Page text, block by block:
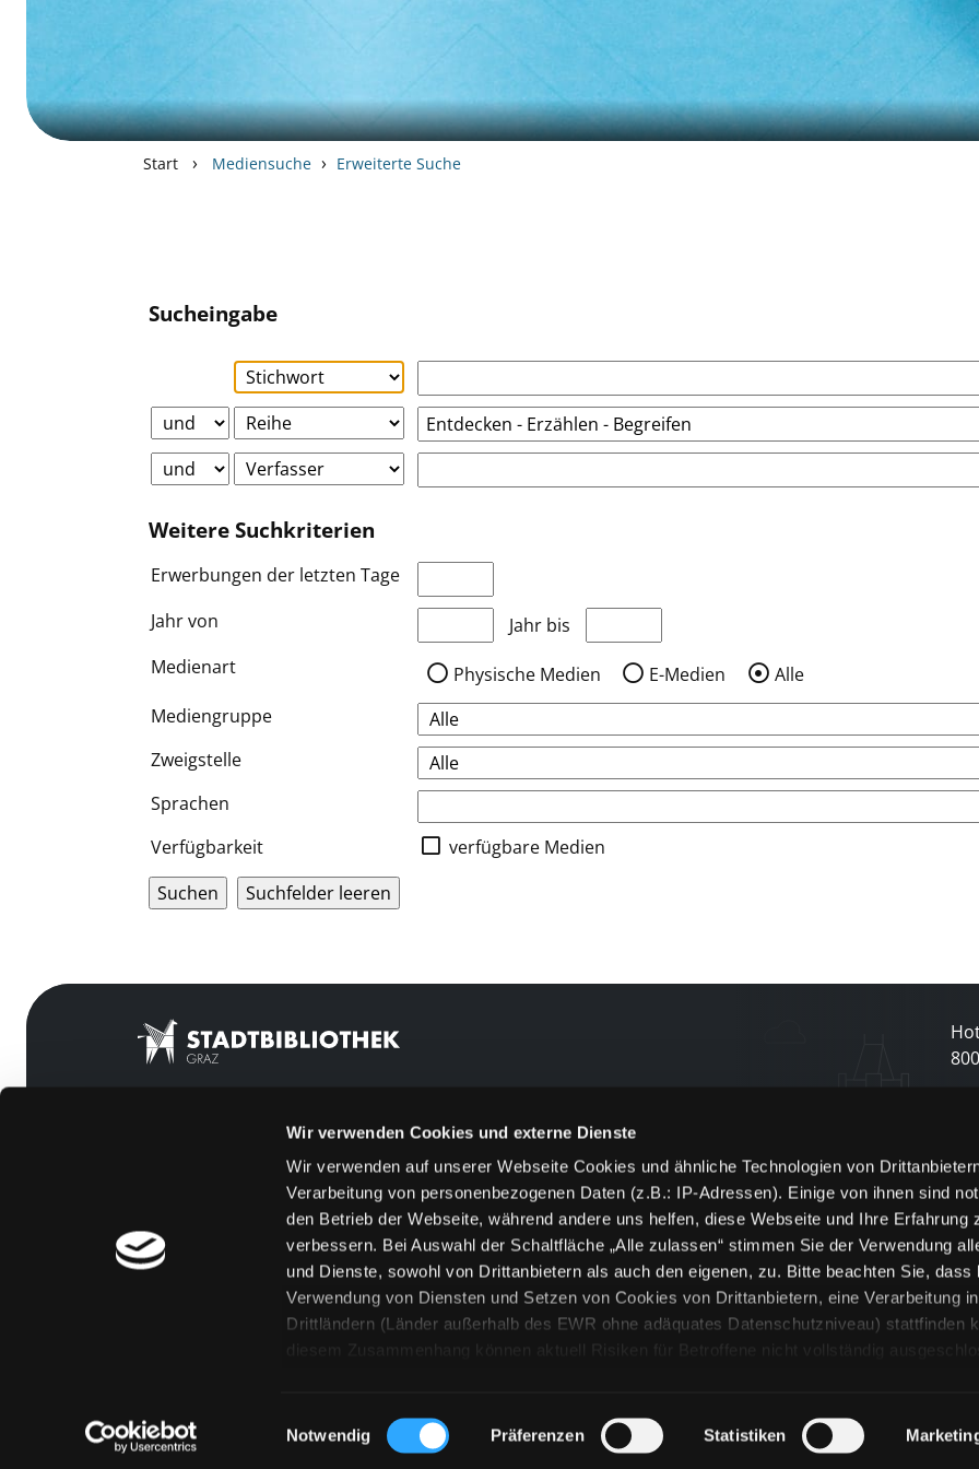
Wir verwenden Cookies und externe Dienste
Wir verwenden auf unserer Webseite Cookies und ähnliche Technologien von
Verarbeitung von personenbezogenen Daten (z.B.: IP-Adressen). Einige von ihnen sind
den Betrieb der Webseite, während andere uns helfen, diese Webseite und Ihre Erfahrung
verbessern. Bei Auswahl der Schaltfläche „Alle zulassen“ stimmen Sie der Verwendung
und Dienste, sowohl von Drittanbietern als auch den eigenen, zu. Bitte beachten Sie, dass
Verwendung von Diensten und Setzen von Cookies von Drittanbietern, eine Verarbeitung
Drittländern (Länder außerhalb des EWR ohne adäquates Datenschutzniveau) stattfinden
diesem Zusammenhang können aktuell Risiken für Betroffene nicht vollständig
„Details zeigen“ finden Sie Erklärungen zu den verschiedenen Kategorien von Cookies und
Technologien. Selbstverständlich können Sie über unsere „Cookie-Einstellungen“ unter
Einwilligungsauswahl
Notwendig Präferenzen Statistiken
Start › Mediensuche › Erweiterte Suche
Sucheingabe
Weitere Suchkriterien
Erwerbungen der letzten Tage
Jahr von
Medien anzeigen, die nach dem Jahr veröffentlicht wurden
Jahr bis
Medienart
Physische Medien E-Medien
Alle
Mediengruppe
Zweigstelle
Sprachen
Verfügbarkeit
verfügbare Medien
800
[kju:b]
Feedback
Kontakt
Über uns
Jobs
Medienwunsch
FAQs